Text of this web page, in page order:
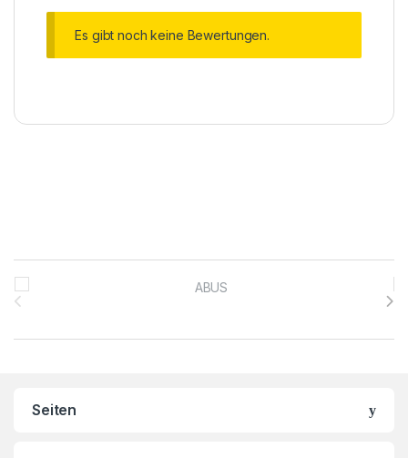
Es gibt noch keine Bewertungen.
Brands Carousel
Seiten